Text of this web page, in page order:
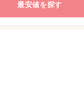
最安値を探す